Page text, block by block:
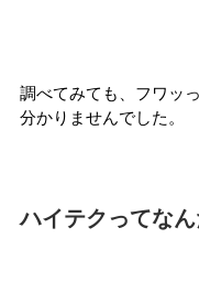
調べてみても、フワッ
分かりませんでした。
ハイテクってな